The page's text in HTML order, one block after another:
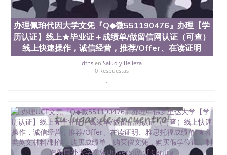
办理佩珀代因大学文凭『Q◆微551190476』办理【学
历认证】线上★毕业证＋成绩单/做留信网认证（可查）
线上快速操作，诚信经营，推荐/Offer、在读证明
dfnsen Salud y Belleza
0 Respuestas
...